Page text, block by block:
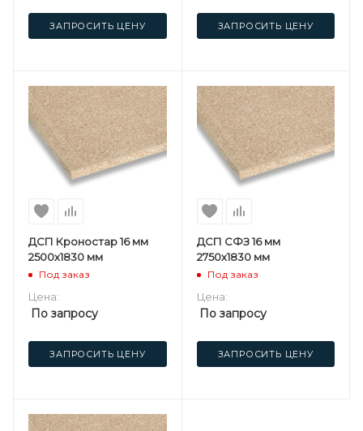
ЗАПРОСИТЬ ЦЕНУ ЗАПРОСИТЬ ЦЕНУ
ДСП Кроностар 16 мм
2500х1830 мм
Под заказ
Цена:
По запросу
ЗАПРОСИТЬ ЦЕНУ
ДСП СФЗ 16 мм
2750х1830 мм
Под заказ
Цена:
По запросу
ЗАПРОСИТЬ ЦЕНУ